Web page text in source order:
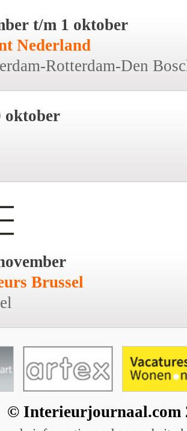
t/m 1 oktober
Nederland
Rotterdam-Den
oktober
Brussel
© Interieurjournaal.com